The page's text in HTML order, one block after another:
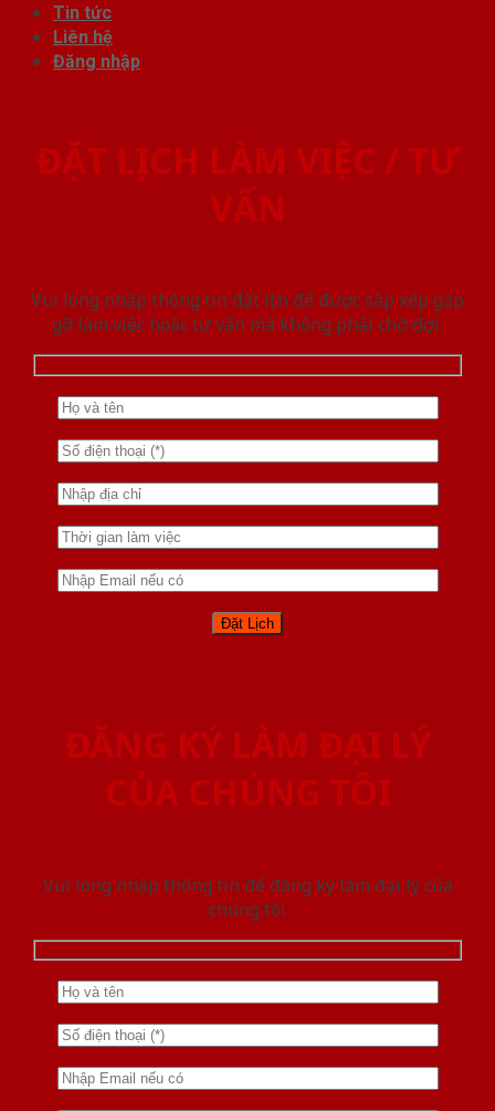
Tin tức
Liên hệ
Đăng nhập
ĐẶT LỊCH LÀM VIỆC / TƯ
VẤN
Vui lòng nhập thông tin đặt lịch để được sắp xếp gặp
gỡ làm việc hoăc tư vấn mà không phải chờ đợi.
ĐĂNG KÝ LÀM ĐẠI LÝ
CỦA CHÚNG TÔI
Vui lòng nhập thông tin để đăng ký làm đại lý của
chúng tôi